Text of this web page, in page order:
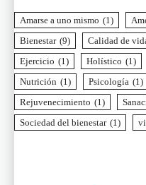
Amarse a uno mismo (1)
Bienestar (9) Calidad de
Ejercicio (1) Holístico (1)
Nutrición (1) Psicología (1)
Rejuvenecimiento (1)
Sociedad del bienestar (1)